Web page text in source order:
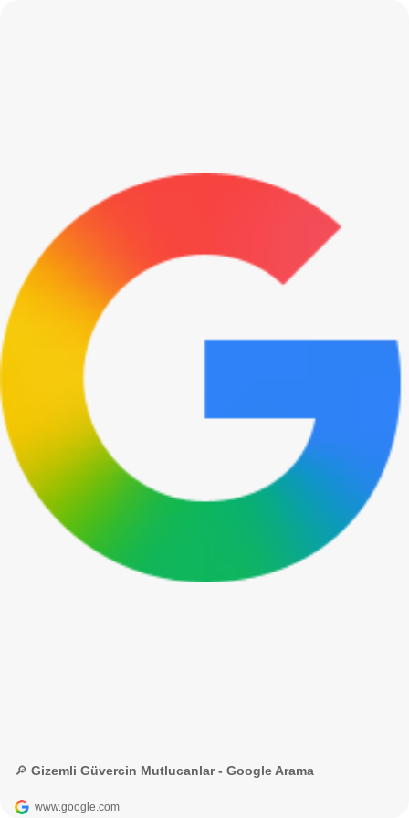
🔎 Gizemli Güvercin Mutlucanlar - Google Arama
www.google.com